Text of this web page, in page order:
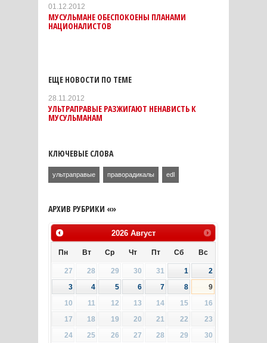
01.12.2012
МУСУЛЬМАНЕ ОБЕСПОКОЕНЫ ПЛАНАМИ
НАЦИОНАЛИСТОВ
ЕЩЕ НОВОСТИ ПО ТЕМЕ
28.11.2012
УЛЬТРАПРАВЫЕ РАЗЖИГАЮТ НЕНАВИСТЬ К
МУСУЛЬМАНАМ
КЛЮЧЕВЫЕ СЛОВА
ультраправые праворадикалы edl
АРХИВ РУБРИКИ «»
2026 Август
Пн Вт Ср Чт Пт Сб Вс
27 28 29 30 31 1
2
3
4 5 6 7 8
9
10
11 12 13 14 15
16
17
18 19 20 21 22
23
24
25 26 27 28 29
30